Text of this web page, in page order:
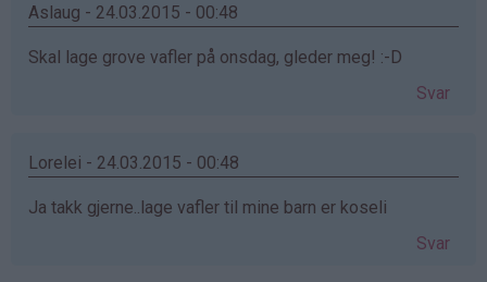
Aslaug - 24.03.2015 - 00:48
Skal lage grove vafler på onsdag, gleder meg! :-D
Svar
Lorelei - 24.03.2015 - 00:48
Ja takk gjerne..lage vafler til mine barn er koseli
Svar